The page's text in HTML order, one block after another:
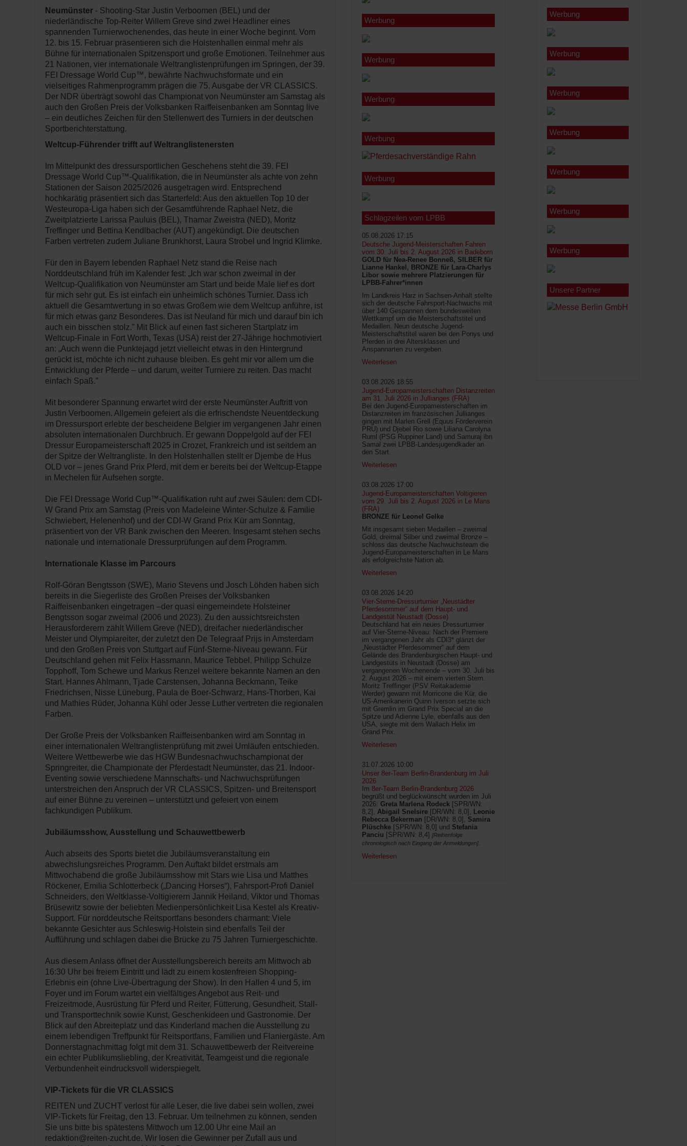
Neumünster - Shooting-Star Justin Verboomen (BEL) und der
niederländische Top-Reiter Willem Greve sind zwei Headliner eines
spannenden Turnierwochenendes, das heute in einer Woche beginnt. Vom
12. bis 15. Februar präsentieren sich die Holstenhallen einmal mehr als
Bühne für internationalen Spitzensport und große Emotionen. Teilnehmer aus
21 Nationen, vier internationale Weltranglistenprüfungen im Springen, der 39.
FEI Dressage World Cup™, bewährte Nachwuchsformate und ein
vielseitiges Rahmenprogramm prägen die 75. Ausgabe der VR CLASSICS.
Der NDR überträgt sowohl das Championat von Neumünster am Samstag als
auch den Großen Preis der Volksbanken Raiffeisenbanken am Sonntag live
– ein deutliches Zeichen für den Stellenwert des Turniers in der deutschen
Sportberichterstattung.
Weltcup-Führender trifft auf Weltranglistenersten
Im Mittelpunkt des dressursportlichen Geschehens steht die 39. FEI
Dressage World Cup™-Qualifikation, die in Neumünster als achte von zehn
Stationen der Saison 2025/2026 ausgetragen wird. Entsprechend
hochkarätig präsentiert sich das Starterfeld: Aus den aktuellen Top 10 der
Westeuropa-Liga haben sich der Gesamtführende Raphael Netz, die
Zweitplatzierte Larissa Pauluis (BEL), Thamar Zweistra (NED), Moritz
Treffinger und Bettina Kendlbacher (AUT) angekündigt. Die deutschen
Farben vertreten zudem Juliane Brunkhorst, Laura Strobel und Ingrid Klimke.
Für den in Bayern lebenden Raphael Netz stand die Reise nach
Norddeutschland früh im Kalender fest: „Ich war schon zweimal in der
Weltcup-Qualifikation von Neumünster am Start und beide Male lief es dort
für mich sehr gut. Es ist einfach ein unheimlich schönes Turnier. Dass ich
aktuell die Gesamtwertung in so etwas Großem wie dem Weltcup anführe, ist
für mich etwas ganz Besonderes. Das ist Neuland für mich und darauf bin ich
auch ein bisschen stolz.” Mit Blick auf einen fast sicheren Startplatz im
Weltcup-Finale in Fort Worth, Texas (USA) reist der 27-Jährige hochmotiviert
an: „Auch wenn die Punktejagd jetzt vielleicht etwas in den Hintergrund
gerückt ist, möchte ich nicht zuhause bleiben. Es geht mir vor allem um die
Entwicklung der Pferde – und darum, weiter Turniere zu reiten. Das macht
einfach Spaß.”
Mit besonderer Spannung erwartet wird der erste Neumünster Auftritt von
Justin Verboomen. Allgemein gefeiert als die erfrischendste Neuentdeckung
im Dressursport erlebte der bescheidene Belgier im vergangenen Jahr einen
absoluten internationalen Durchbruch. Er gewann Doppelgold auf der FEI
Dressur Europameisterschaft 2025 in Crozet, Frankreich und ist seitdem an
der Spitze der Weltrangliste. In den Holstenhallen stellt er Djembe de Hus
OLD vor – jenes Grand Prix Pferd, mit dem er bereits bei der Weltcup-Etappe
in Mechelen für Aufsehen sorgte.
Die FEI Dressage World Cup™-Qualifikation ruht auf zwei Säulen: dem CDI-
W Grand Prix am Samstag (Preis von Madeleine Winter-Schulze & Familie
Schwiebert, Helenenhof) und der CDI-W Grand Prix Kür am Sonntag,
präsentiert von der VR Bank zwischen den Meeren. Insgesamt stehen sechs
nationale und internationale Dressurprüfungen auf dem Programm.
Internationale Klasse im Parcours
Rolf-Göran Bengtsson (SWE), Mario Stevens und Josch Löhden haben sich
bereits in die Siegerliste des Großen Preises der Volksbanken
Raiffeisenbanken eingetragen –der quasi eingemeindete Holsteiner
Bengtsson sogar zweimal (2006 und 2023). Zu den aussichtsreichsten
Herausforderern zählt Willem Greve (NED), dreifacher niederländischer
Meister und Olympiareiter, der zuletzt den De Telegraaf Prijs in Amsterdam
und den Großen Preis von Stuttgart auf Fünf-Sterne-Niveau gewann. Für
Deutschland gehen mit Felix Hassmann, Maurice Tebbel, Philipp Schulze
Topphoff, Tom Schewe und Markus Renzel weitere bekannte Namen an den
Start. Hannes Ahlmann, Tjade Carstensen, Johanna Beckmann, Teike
Friedrichsen, Nisse Lüneburg, Paula de Boer-Schwarz, Hans-Thorben, Kai
und Mathies Rüder, Johanna Kühl oder Jesse Luther vertreten die regionalen
Farben.
Der Große Preis der Volksbanken Raiffeisenbanken wird am Sonntag in
einer internationalen Weltranglistenprüfung mit zwei Umläufen entschieden.
Weitere Wettbewerbe wie das HGW Bundesnachwuchschampionat der
Springreiter, die Championate der Pferdestadt Neumünster, das 21. Indoor-
Eventing sowie verschiedene Mannschafts- und Nachwuchsprüfungen
unterstreichen den Anspruch der VR CLASSICS, Spitzen- und Breitensport
auf einer Bühne zu vereinen – unterstützt und gefeiert von einem
fachkundigen Publikum.
Jubiläumsshow, Ausstellung und Schauwettbewerb
Auch abseits des Sports bietet die Jubiläumsveranstaltung ein
abwechslungsreiches Programm. Den Auftakt bildet erstmals am
Mittwochabend die große Jubiläumsshow mit Stars wie Lisa und Matthes
Röckener, Emilia Schlotterbeck („Dancing Horses“), Fahrsport-Profi Daniel
Schneiders, den Weltklasse-Voltigierern Jannik Heiland, Viktor und Thomas
Brüsewitz sowie der beliebten Medienpersönlichkeit Lisa Kestel als Kreativ-
Support. Für norddeutsche Reitsportfans besonders charmant: Viele
bekannte Gesichter aus Schleswig-Holstein sind ebenfalls Teil der
Aufführung und schlagen dabei die Brücke zu 75 Jahren Turniergeschichte.
Aus diesem Anlass öffnet der Ausstellungsbereich bereits am Mittwoch ab
16:30 Uhr bei freiem Eintritt und lädt zu einem kostenfreien Shopping-
Erlebnis ein (ohne Live-Übertragung der Show). In den Hallen 4 und 5, im
Foyer und im Forum wartet ein vielfältiges Angebot aus Reit- und
Freizeitmode, Ausrüstung für Pferd und Reiter, Fütterung, Gesundheit, Stall-
und Transporttechnik sowie Kunst, Geschenkideen und Gastronomie. Der
Blick auf den Abreiteplatz und das Kinderland machen die Ausstellung zu
einem lebendigen Treffpunkt für Reitsportfans, Familien und Flaniergäste. Am
Donnerstagnachmittag folgt mit dem 31. Schauwettbewerb der Reitvereine
ein echter Publikumsliebling, der Kreativität, Teamgeist und die regionale
Verbundenheit eindrucksvoll widerspiegelt.
VIP-Tickets für die VR CLASSICS
REITEN und ZUCHT verlost für alle Leser, die live dabei sein wollen, zwei
VIP-Tickets für Freitag, den 13. Februar. Um teilnehmen zu können, senden
Sie uns bitte bis spätestens Mittwoch um 12.00 Uhr eine Mail an
redaktion@reiten-zucht.de. Wir losen die Gewinner per Zufall aus und
Werbung
Werbung
Werbung
Werbung
Werbung
Schlagzeilen vom LPBB
05.08.2026 17:15
Deutsche Jugend-Meisterschaften Fahren
vom 30. Juli bis 2. August 2026 in Badeborn
GOLD für Nea-Renee Bonneß, SILBER für
Lianne Hankel, BRONZE für Lara-Charlys
Libor sowie mehrere Platzierungen für
LPBB-Fahrer*innen
Im Landkreis Harz in Sachsen-Anhalt stellte
sich der deutsche Fahrsport-Nachwuchs mit
über 140 Gespannen dem bundesweiten
Wettkampf um die Meisterschaftstitel und
Medaillen. Neun deutsche Jugend-
Meisterschaftstitel waren bei den Ponys und
Pferden in drei Altersklassen und
Anspannarten zu vergeben.
Weiterlesen
03.08.2026 18:55
Jugend-Europameisterschaften Distanzreiten
am 31. Juli 2026 in Jullianges (FRA)
Bei den Jugend-Europameisterschaften im
Distanzreiten im französischen Jullianges
gingen mit Marlen Grell (Equus Förderverein
PRU) und Djebel Rio sowie Liliana Carolyna
Ruml (PSG Ruppiner Land) und Samuraj ibn
Samal zwei LPBB-Landesjugendkader an
den Start.
Weiterlesen
03.08.2026 17:00
Jugend-Europameisterschaften Voltigieren
vom 29. Juli bis 2. August 2026 in Le Mans
(FRA)
BRONZE für Leonel Gelke
Mit insgesamt sieben Medaillen – zweimal
Gold, dreimal Silber und zweimal Bronze –
schloss das deutsche Nachwuchsteam die
Jugend-Europameisterschaften in Le Mans
als erfolgreichste Nation ab.
Weiterlesen
03.08.2026 14:20
Vier-Sterne-Dressurturnier „Neustädter
Pferdesommer“ auf dem Haupt- und
Landgestüt Neustadt (Dosse)
Deutschland hat ein neues Dressurturnier
auf Vier-Sterne-Niveau: Nach der Premiere
im vergangenen Jahr als CDI3* glänzt der
„Neustädter Pferdesommer“ auf dem
Gelände des Brandenburgischen Haupt- und
Landgestüts in Neustadt (Dosse) am
vergangenen Wochenende – vom 30. Juli bis
2. August 2026 – mit einem vierten Stern.
Moritz Treffinger (PSV Reitakademie
Werder) gewann mit Morricone die Kür, die
US-Amerikanerin Quinn Iverson setzte sich
mit Gremlin im Grand Prix Special an die
Spitze und Adienne Lyle, ebenfalls aus den
USA, siegte mit dem Wallach Helix im
Grand Prix.
Weiterlesen
31.07.2026 10:00
Unser 8er-Team Berlin-Brandenburg im Juli
2026
Im 8er-Team Berlin-Brandenburg 2026
begrüßt und beglückwünscht wurden im Juli
2026: Greta Marlena Rodeck [SPR/WN:
8,2], Abigail Snelsire [DR/WN: 8,0], Leonie
Rebecca Bekerman [DR/WN: 8,0], Samira
Plüschke [SPR/WN: 8,0] und Stefania
Panciu [SPR/WN: 8,4] [Reihenfolge
chronologisch nach Eingang der Anmeldungen].
Weiterlesen
Werbung
Werbung
Werbung
Werbung
Werbung
Werbung
Werbung
Unsere Partner